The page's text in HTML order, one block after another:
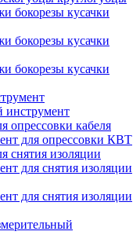
бокорезы кусачки
бокорезы кусачки
бокорезы кусачки
инструмент
опрессовки кабеля
для опрессовки КВТ
снятия изоляции
для снятия изоляции
для снятия изоляции